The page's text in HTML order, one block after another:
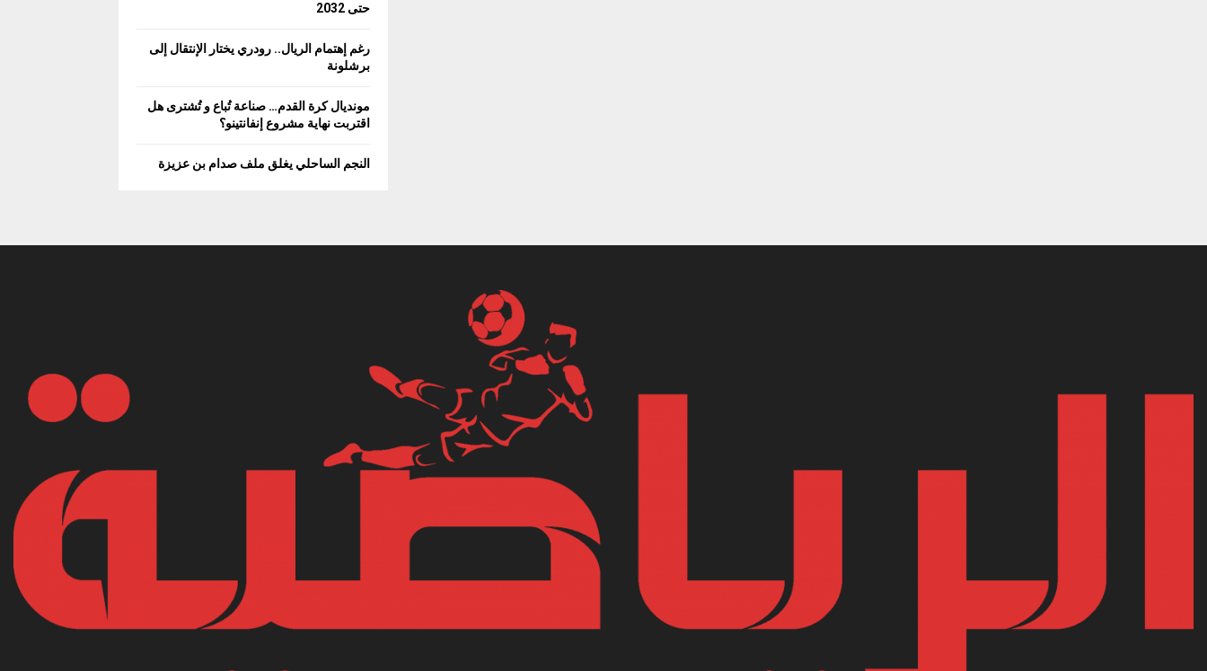
حتى 2032
رغم إهتمام الريال.. رودري يختار الإنتقال إلى
برشلونة
مونديال كرة القدم… صناعة تُباع و تُشترى هل
اقتربت نهاية مشروع إنفانتينو؟
النجم الساحلي يغلق ملف صدام بن عزيزة